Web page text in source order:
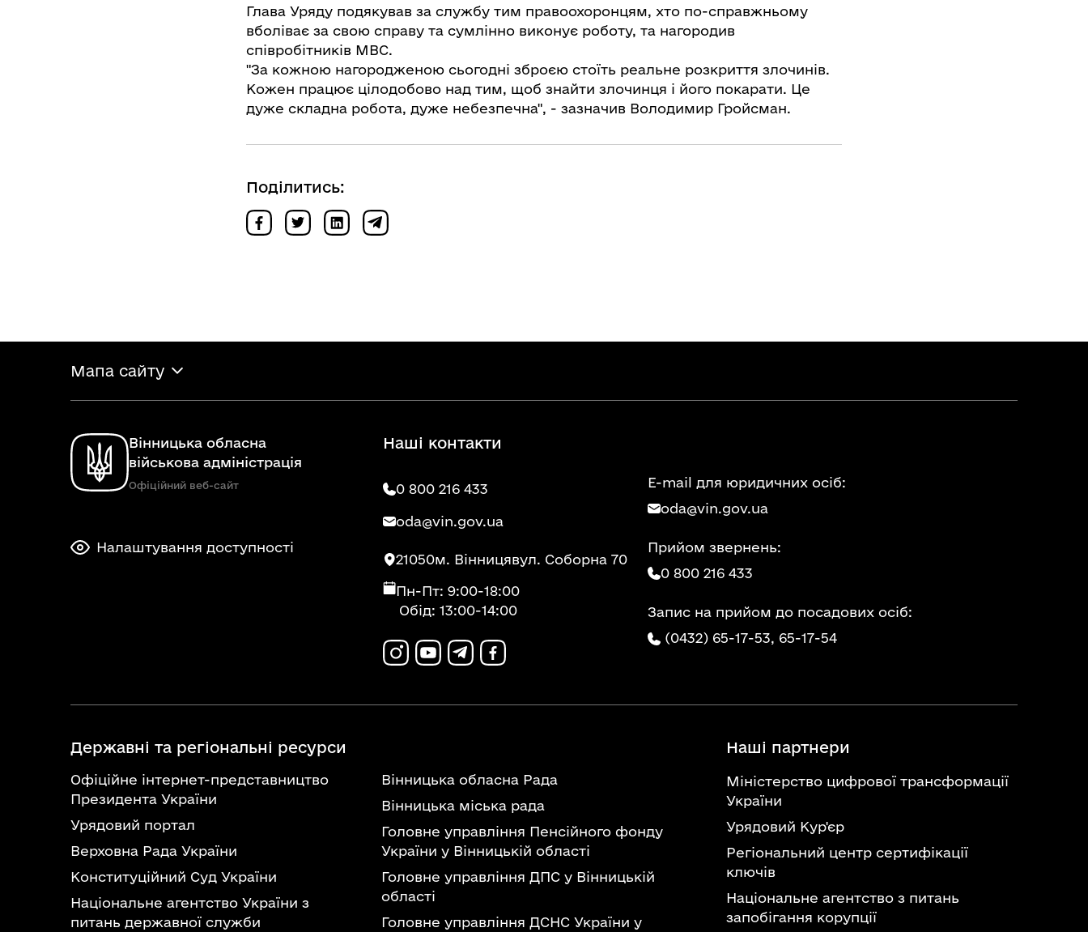
Глава Уряду подякував за службу тим правоохоронцям, хто по-справжньому
вболіває за свою справу та сумлінно виконує роботу, та нагородив
співробітників МВС.
"За кожною нагородженою сьогодні зброєю стоїть реальне розкриття злочинів.
Кожен працює цілодобово над тим, щоб знайти злочинця і його покарати. Це
дуже складна робота, дуже небезпечна", - зазначив Володимир Гройсман.
Поділитись:
Мапа сайту
Вінницька обласна
військова адміністрація
Офіційний веб-сайт
Налаштування доступності
Наші контакти
0 800 216 433
oda@vin.gov.ua
21050м. Вінницявул. Соборна 70
Пн-Пт: 9:00-18:00
Обід: 13:00-14:00
E-mail для юридичних осіб:
oda@vin.gov.ua
Прийом звернень:
0 800 216 433
Запис на прийом до посадових осіб:
(0432) 65-17-53, 65-17-54
Державні та регіональні ресурси
Офіційне інтернет-представництво
Президента України
Урядовий портал
Верховна Рада України
Конституційний Суд України
Національне агентство України з
питань державної служби
Вінницька обласна Рада
Вінницька міська рада
Головне управління Пенсійного фонду
України у Вінницькій області
Головне управління ДПС у Вінницькій
області
Головне управління ДСНС України у
Наші партнери
Міністерство цифрової трансформації
України
Урядовий Кур'єр
Регіональний центр сертифікації
ключів
Національне агентство з питань
запобігання корупції